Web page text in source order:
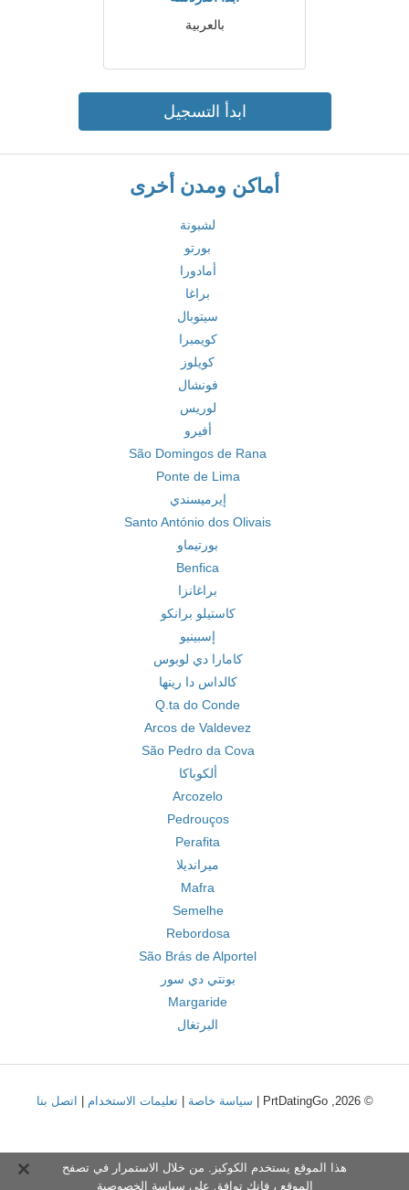
بالعربية
ابدأ التسجيل
أماكن ومدن أخرى
لشبونة
بورتو
أمادورا
براغا
سيتوبال
كويمبرا
كويلوز
فونشال
لوريس
أفيرو
São Domingos de Rana
Ponte de Lima
إيرميسندي
Santo António dos Olivais
بورتيماو
Benfica
براغانزا
كاستيلو برانكو
إسبينيو
كامارا دي لوبوس
كالداس دا رينها
Q.ta do Conde
Arcos de Valdevez
São Pedro da Cova
ألكوباكا
Arcozelo
Pedrouços
Perafita
ميرانديلا
Mafra
Semelhe
Rebordosa
São Brás de Alportel
بونتي دي سور
Margaride
البرتغال
© 2026, PrtDatingGo | سياسة خاصة |تعليمات الاستخدام اتصل بنا
هذا الموقع يستخدم الكوكيز. من خلال الاستمرار في تصفح
الموقع ، فإنك توافق على سياسة الخصوصية